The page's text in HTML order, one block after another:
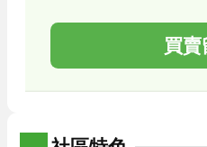
買賣